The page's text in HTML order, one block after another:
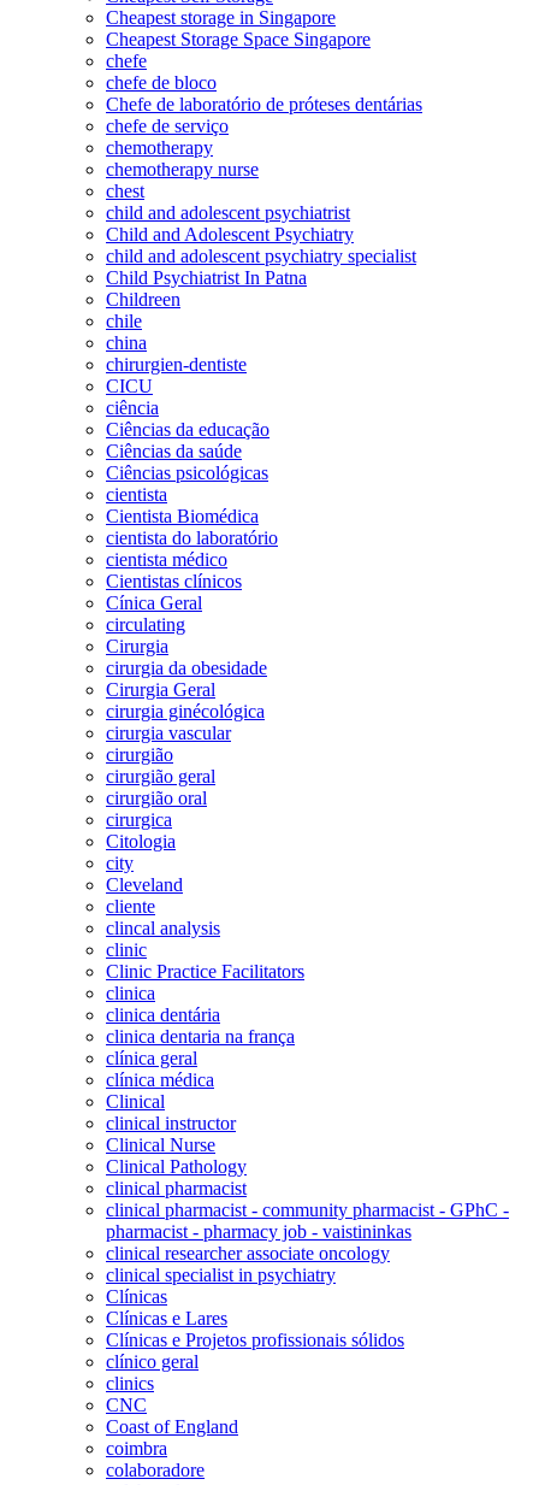
Cheapest storage in Singapore
Cheapest Storage Space Singapore
chefe
chefe de bloco
Chefe de laboratório de próteses dentárias
chefe de serviço
chemotherapy
chemotherapy nurse
chest
child and adolescent psychiatrist
Child and Adolescent Psychiatry
child and adolescent psychiatry specialist
Child Psychiatrist In Patna
Childreen
chile
china
chirurgien-dentiste
CICU
ciência
Ciências da educação
Ciências da saúde
Ciências psicológicas
cientista
Cientista Biomédica
cientista do laboratório
cientista médico
Cientistas clínicos
Cínica Geral
circulating
Cirurgia
cirurgia da obesidade
Cirurgia Geral
cirurgia ginécológica
cirurgia vascular
cirurgião
cirurgião geral
cirurgião oral
cirurgica
Citologia
city
Cleveland
cliente
clincal analysis
clinic
Clinic Practice Facilitators
clinica
clinica dentária
clinica dentaria na frança
clínica geral
clínica médica
Clinical
clinical instructor
Clinical Nurse
Clinical Pathology
clinical pharmacist
clinical pharmacist - community pharmacist - GPhC -
pharmacist - pharmacy job - vaistininkas
clinical researcher associate oncology
clinical specialist in psychiatry
Clínicas
Clínicas e Lares
Clínicas e Projetos profissionais sólidos
clínico geral
clinics
CNC
Coast of England
coimbra
colaboradore